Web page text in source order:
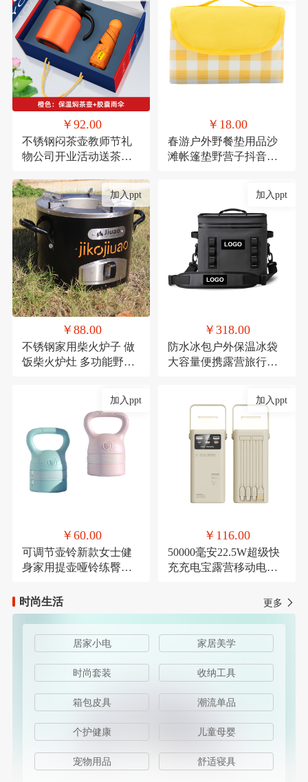
￥92.00
不锈钢闷茶壶教师节礼
物公司开业活动送茶具
￥18.00
春游户外野餐垫用品沙
滩帐篷垫野营子抖音网
加入ppt
￥88.00
不锈钢家用柴火炉子 做
饭柴火炉灶 多功能野餐
加入ppt
￥318.00
防水冰包户外保温冰袋
大容量便携露营旅行保
加入ppt
￥60.00
可调节壶铃新款女士健
身家用提壶哑铃练臀翘
加入ppt
￥116.00
50000毫安22.5W超级快
充充电宝露营移动电源
时尚生活
更多
居家小电 家居美学
时尚套装 收纳工具
箱包皮具 潮流单品
个护健康 儿童母婴
宠物用品 舒适寝具